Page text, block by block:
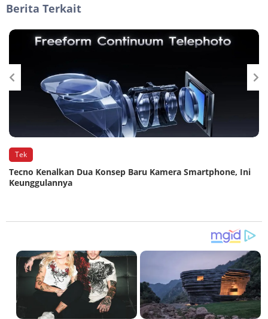
Berita Terkait
Tek
Tecno Kenalkan Dua Konsep Baru Kamera Smartphone, Ini
Keunggulannya